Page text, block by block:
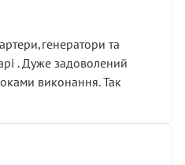
та
. Дуже задоволений
виконання. Так